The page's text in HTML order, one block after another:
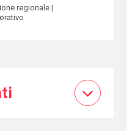
regionale